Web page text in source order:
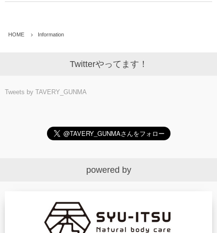
HOME Information
Twitterやってます！
Tweets by TAVERY_GUNMA
powered by